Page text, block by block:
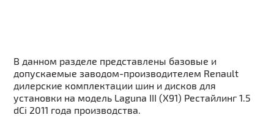
В данном разделе представлены базовые и
допускаемые заводом-производителем Renault
дилерские комплектации шин и дисков для
установки на модель Laguna III (X91) Рестайлинг 1.5
dCi 2011 года производства.